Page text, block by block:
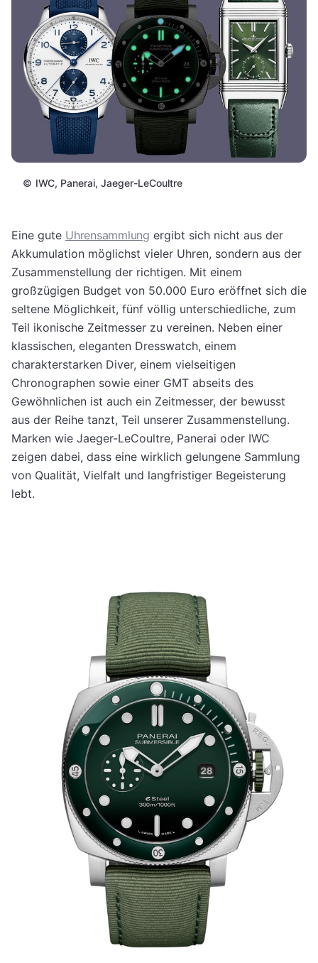
© IWC, Panerai, Jaeger-LeCoultre
Eine gute Uhrensammlung ergibt sich nicht aus der
Akkumulation möglichst vieler Uhren, sondern aus der
Zusammenstellung der richtigen. Mit einem
großzügigen Budget von 50.000 Euro eröffnet sich die
seltene Möglichkeit, fünf völlig unterschiedliche, zum
Teil ikonische Zeitmesser zu vereinen. Neben einer
klassischen, eleganten Dresswatch, einem
charakterstarken Diver, einem vielseitigen
Chronographen sowie einer GMT abseits des
Gewöhnlichen ist auch ein Zeitmesser, der bewusst
aus der Reihe tanzt, Teil unserer Zusammenstellung.
Marken wie Jaeger-LeCoultre, Panerai oder IWC
zeigen dabei, dass eine wirklich gelungene Sammlung
von Qualität, Vielfalt und langfristiger Begeisterung
lebt.